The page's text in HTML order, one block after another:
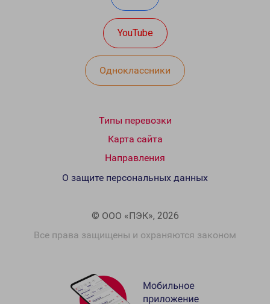
YouTube
Одноклассники
Типы перевозки
Карта сайта
Направления
© ООО «ПЭК», 2026
Все права защищены и охраняются законом
О защите персональных данных